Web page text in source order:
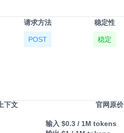
请求方法 稳定性
POST 稳定
上下文 官网原价
输入 $0.3 / 1M tokens